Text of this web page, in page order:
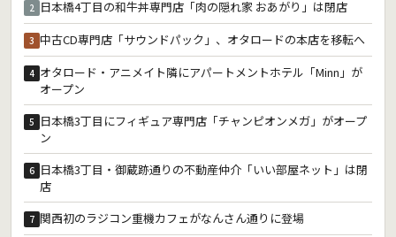
2 日本橋4丁目の和牛丼専門店「肉の隠れ家 おあがり」は閉店
3 中古CD専門店「サウンドパック」、オタロードの本店を移転へ
4 オタロード・アニメイト隣にアパートメントホテル「Minn」が
オープン
5 日本橋3丁目にフィギュア専門店「チャンピオンメガ」がオープ
ン
6 日本橋3丁目・御蔵跡通りの不動産仲介「いい部屋ネット」は閉
店
7 関西初のラジコン重機カフェがなんさん通りに登場